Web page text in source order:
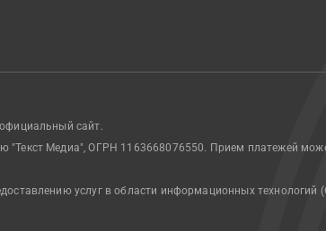
сайт.
"Текст Медиа", ОГРН 1163668076550. Прием платежей
услуг в области информационных